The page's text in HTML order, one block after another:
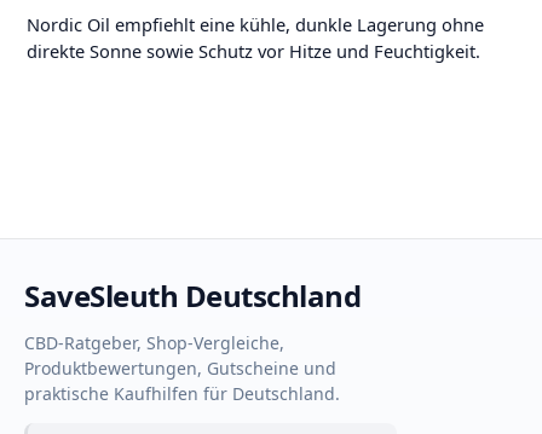
Nordic Oil empfiehlt eine kühle, dunkle Lagerung ohne
direkte Sonne sowie Schutz vor Hitze und Feuchtigkeit.
SaveSleuth Deutschland
CBD-Ratgeber, Shop-Vergleiche,
Produktbewertungen, Gutscheine und
praktische Kaufhilfen für Deutschland.